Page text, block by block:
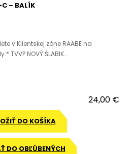
– BALÍK
v Klientskej zóne RAABE na
NOVÝ ŠLABIK..
24,00 €
DO KOŠÍKA
DO OBĽÚBENÝCH